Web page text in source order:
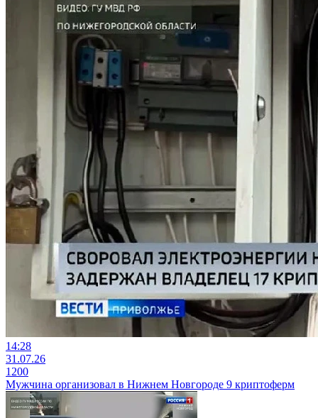
14:28
31.07.26
1200
Мужчина организовал в Нижнем Новгороде 9 криптоферм